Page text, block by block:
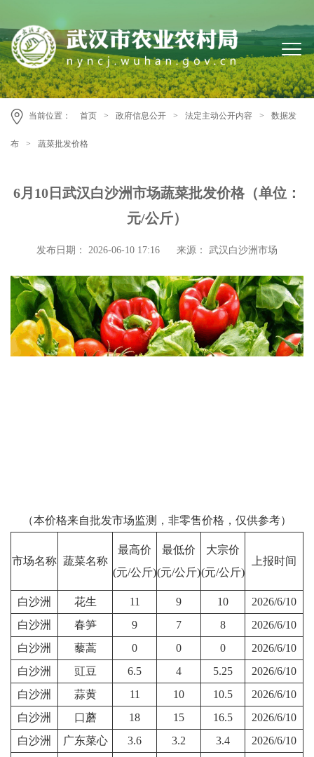
当前位置： 首页 > 政府信息公开 > 法定主动公开内容 > 数据发
布 > 蔬菜批发价格
6月10日武汉白沙洲市场蔬菜批发价格（单位：
元/公斤）
发布日期： 2026-06-10 17:16 来源： 武汉白沙洲市场
（本价格来自批发市场监测，非零售价格，仅供参考）
市场名称 蔬菜名称
最高价
(元/公斤)
最低价
(元/公斤)
大宗价
(元/公斤)
上报时间
白沙洲 花生 11 9 10
2026/6/10
白沙洲
春笋 9 7 8
2026/6/10
白沙洲
藜蒿 0 0 0
2026/6/10
白沙洲
豇豆 6.5 4 5.25
2026/6/10
白沙洲
蒜黄 11 10 10.5
2026/6/10
白沙洲
口蘑 18 15 16.5
2026/6/10
白沙洲
广东菜心 3.6 3.2 3.4
2026/6/10